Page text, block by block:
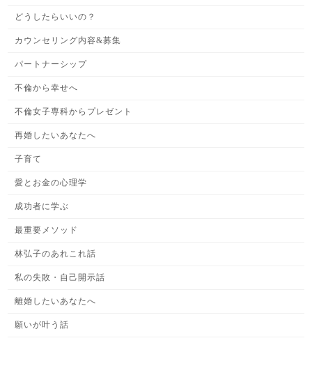
どうしたらいいの？
カウンセリング内容&募集
パートナーシップ
不倫から幸せへ
不倫女子専科からプレゼント
再婚したいあなたへ
子育て
愛とお金の心理学
成功者に学ぶ
最重要メソッド
林弘子のあれこれ話
私の失敗・自己開示話
離婚したいあなたへ
願いが叶う話